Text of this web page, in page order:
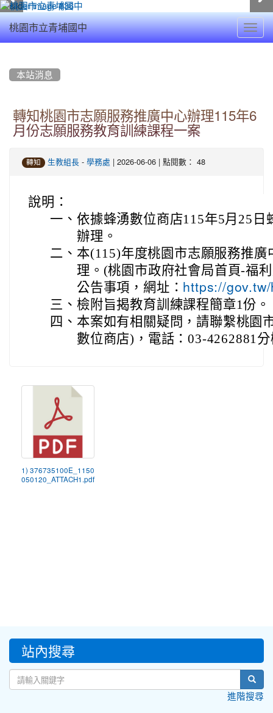
桃園市立青埔國中
本站消息
轉知桃園市志願服務推廣中心辦理115年6
月份志願服務教育訓練課程一案
轉知 生教組長 - 學務處 | 2026-06-06 | 點閱數： 48
說明：
一、 依據蜂湧數位商店115年5月25日
辦理。
二、 本(115)年度桃園市志願服務推
理。(桃園市政府社會局首頁-福
公告事項，網址： https://
三、 檢附旨揭教育訓練課程簡章1份。
四、 本案如有相關疑問，請聯繫桃園
數位商店)，電話：03-4262881
1) 376735100E_1150
050120_ATTACH1.pdf
::: 站內搜尋
進階搜尋